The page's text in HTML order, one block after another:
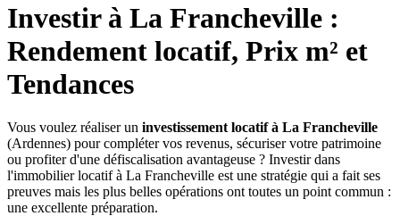
Investir à La Francheville :
Rendement locatif, Prix m² et
Tendances
Vous voulez réaliser un investissement locatif à La Francheville
(Ardennes) pour compléter vos revenus, sécuriser votre patrimoine
ou profiter d'une défiscalisation avantageuse ? Investir dans
l'immobilier locatif à La Francheville est une stratégie qui a fait ses
preuves mais les plus belles opérations ont toutes un point commun :
une excellente préparation.